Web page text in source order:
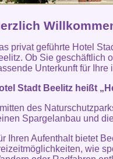
privat geführte Hotel
Ob Sie geschäftlich
Unterkunft für
Stadt Beelitz heißt
des
Spargelanbau und
Ihren Aufenthalt bietet
wie